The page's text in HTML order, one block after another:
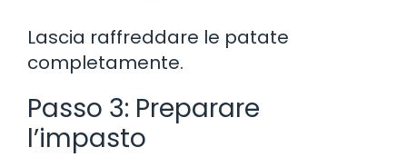
Lascia raffreddare le patate
completamente.
Passo 3: Preparare
l’impasto